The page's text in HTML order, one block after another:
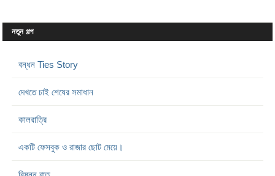
নতুন গল্প
বন্ধন Ties Story
দেখতে চাই শেষের সমাধান
কালরাত্রি
একটি ফেসবুক ও রাজার ছোট মেয়ে।